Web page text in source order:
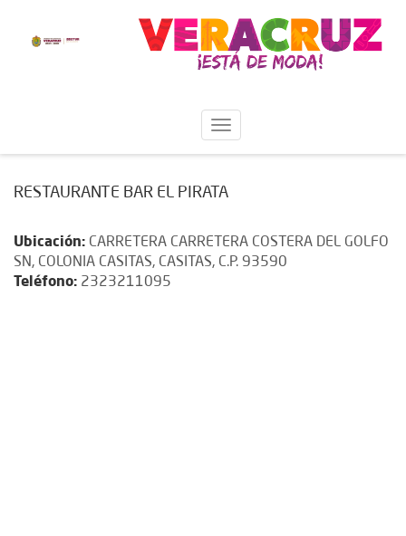
RESTAURANTE BAR EL PIRATA
Ubicación: CARRETERA CARRETERA COSTERA DEL GOLFO
SN, COLONIA CASITAS, CASITAS, C.P. 93590
Teléfono: 2323211095